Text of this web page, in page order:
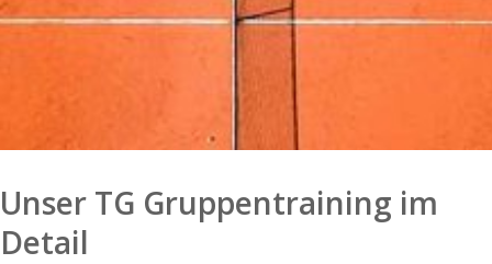
Unser TG Gruppentraining im
Detail